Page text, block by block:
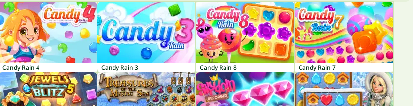
Candy Rain 4 Candy Rain 3 Candy Rain 8 Candy Rain 7